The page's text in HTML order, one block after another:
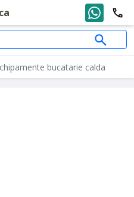
bucatarie calda